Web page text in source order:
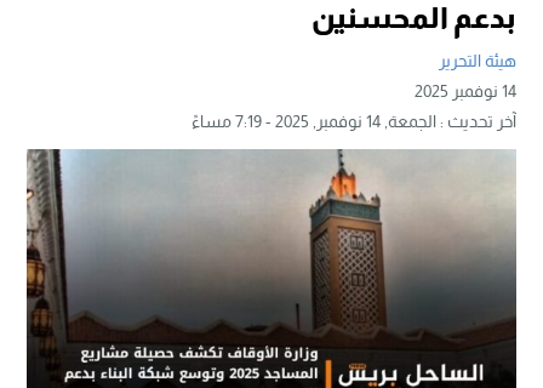
بدعم المحسنين
هيئة التحرير
14 نوفمبر 2025
آخر تحديث :الجمعة, 14 نوفمبر, 2025 - 7:19 مساءً